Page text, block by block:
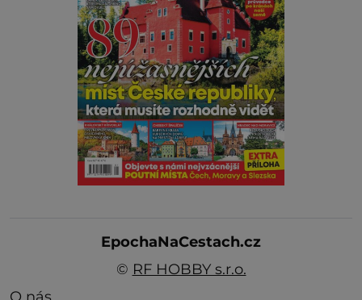
EpochaNaCestach.cz
© RF HOBBY s.r.o.
O nás